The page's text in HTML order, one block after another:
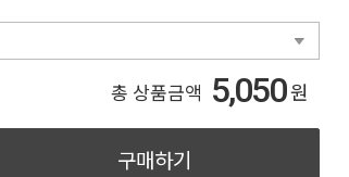
총 상품금액 5,050원
구매하기